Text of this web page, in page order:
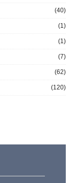
(40)
(1)
(1)
(7)
(62)
(120)